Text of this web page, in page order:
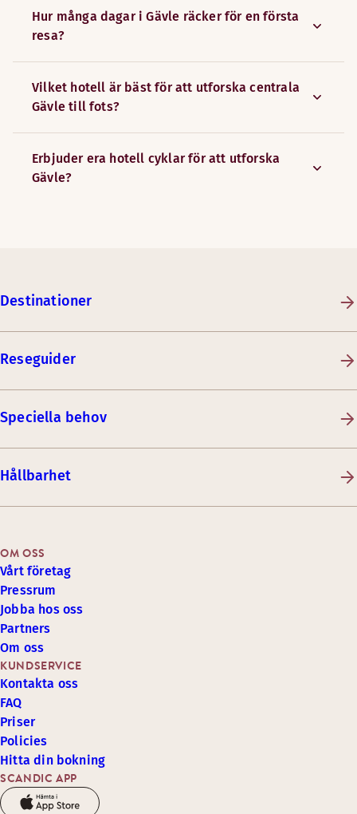
Hur många dagar i Gävle räcker för en första
resa?
Vilket hotell är bäst för att utforska centrala
Gävle till fots?
Erbjuder era hotell cyklar för att utforska
Gävle?
Destinationer
Reseguider
Speciella behov
Hållbarhet
SCANDIC APP
KUNDSERVICE
Kontakta oss
FAQ
Priser
Policies
Hitta din bokning
OM OSS
Vårt företag
Pressrum
Jobba hos oss
Partners
Om oss